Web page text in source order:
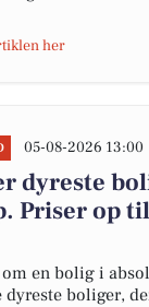
her
05-08-2026 13:00
dyreste
Priser op
en bolig i
dyreste boliger,